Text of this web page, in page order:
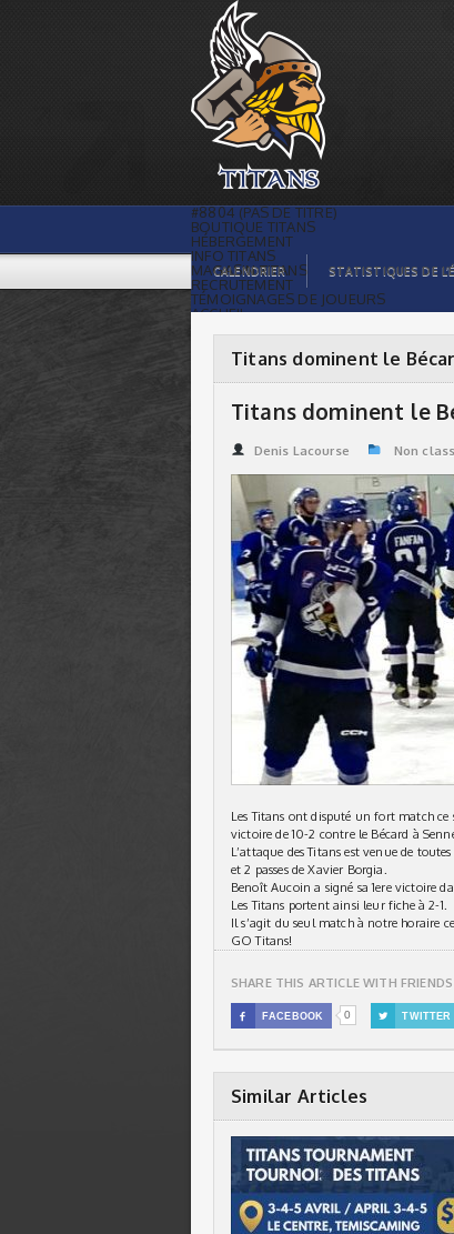
Titans dominent le Bécard, 10-2 | Titans
de témiscaming
#8804 (PAS DE TITRE)
BOUTIQUE TITANS
HÉBERGEMENT
INFO TITANS
MAGASIN TITANS
RECRUTEMENT
TÉMOIGNAGES DE JOUEURS
ACCUEIL
GALERIE PHOTOS
STATISTIQUES
ORGANISATION
CALENDRIER
COMMANDITAIRES
STATISTIQUES DE LA LIGUE
CALENDRIER STATISTIQUES DE
Titans dominent le
Titans dominent le
Denis Lacourse Non
Les Titans ont disputé un fort match ce
victoire de 10-2 contre le Bécard à
L’attaque des Titans est venue de
et 2 passes de Xavier Borgia.
Benoît Aucoin a signé sa 1ere victoire
Les Titans portent ainsi leur fiche à 2-1.
Il s’agit du seul match à notre horaire
GO Titans!
SHARE THIS ARTICLE WITH FRIENDS
 FACEBOOK 0  TWITTER
Similar Articles